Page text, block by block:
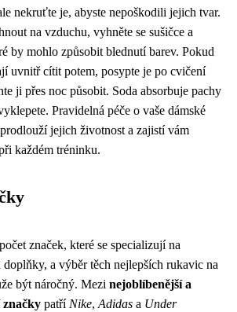
nekruťte je, abyste nepoškodili jejich tvar.
na vzduchu, vyhněte se sušičce a
by mohlo způsobit blednutí barev. Pokud
uvnitř cítit potem, posypte je po cvičení
ji přes noc působit. Soda absorbuje pachy
Pravidelná péče o vaše dámské
jejich životnost a zajistí vám
každém tréninku.
značek, které se specializují na
a výběr těch nejlepších rukavic na
být náročný. Mezi nejoblíbenější a
značky patří Nike, Adidas a Under